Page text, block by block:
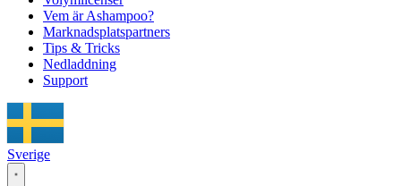
Vem är Ashampoo?
Marknadsplatspartners
Tips & Tricks
Nedladdning
Support
Sverige